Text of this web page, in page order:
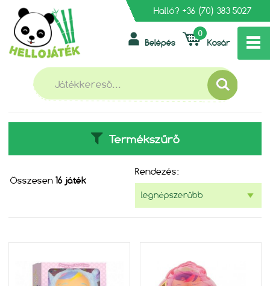
Halló? +36 (70) 383 5027
Kosár
0
Belépés
CRY BABIES
Termékszűrő
Összesen 16 játék
Rendezés: